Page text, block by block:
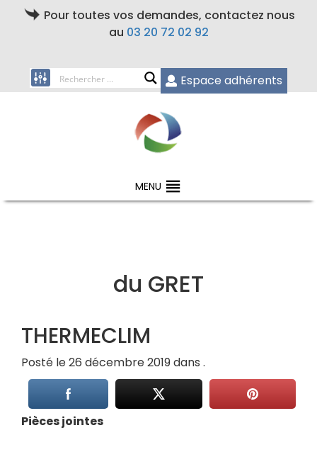
Pour toutes vos demandes, contactez nous
au 03 20 72 02 92
Espace adhérents
MENU
du GRET
THERMECLIM
Posté le 26 décembre 2019 dans .
Pièces jointes